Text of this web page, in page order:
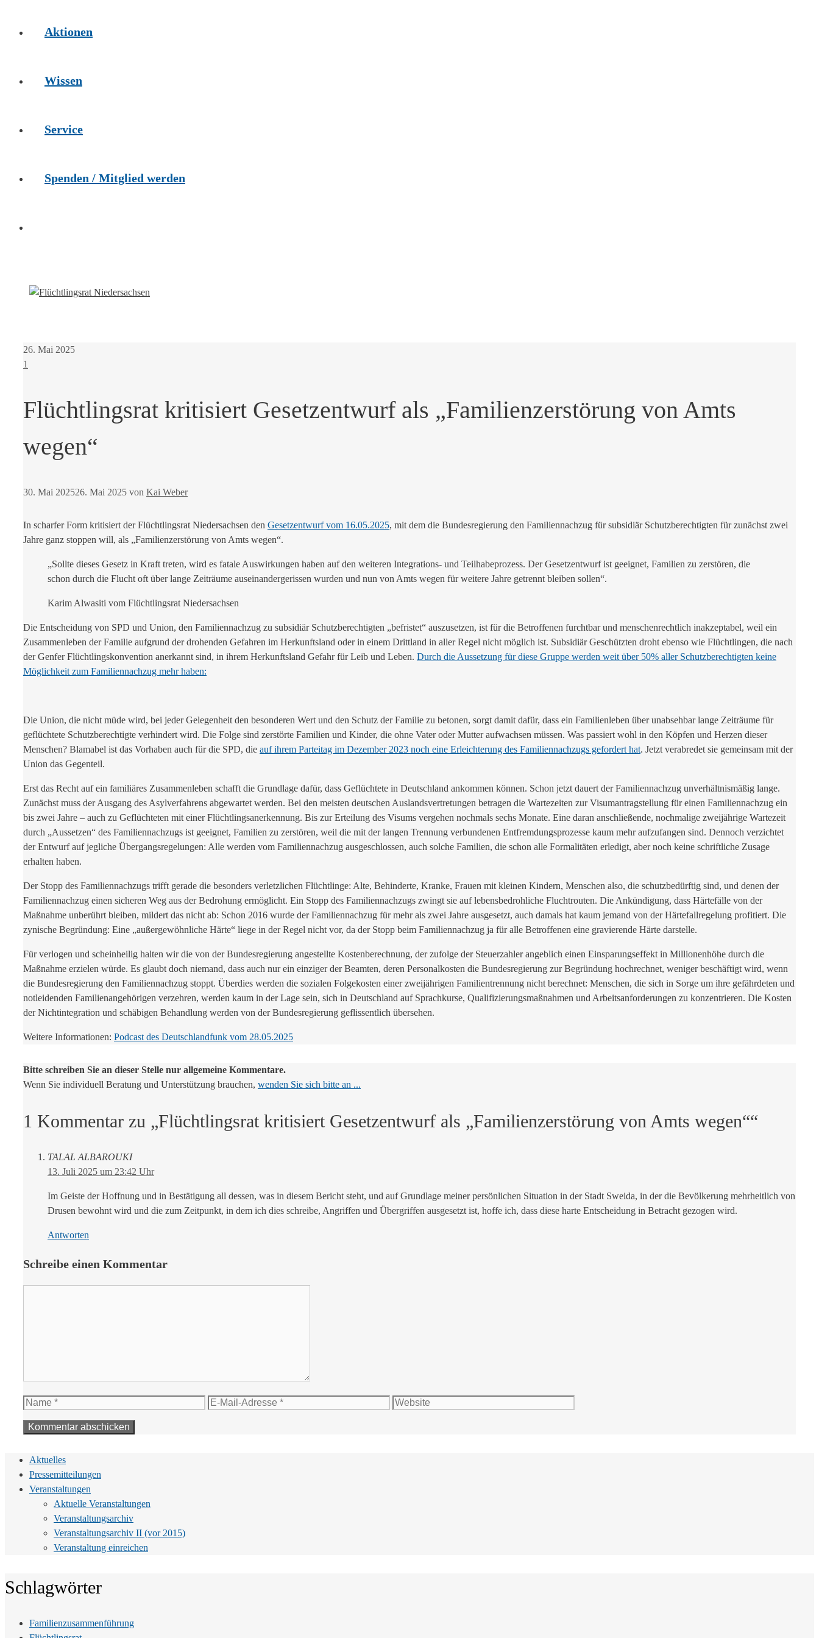
Aktionen
Wissen
Service
Spenden / Mitglied werden
26. Mai 2025
1
Flüchtlingsrat kritisiert Gesetzentwurf als „Familienzerstörung von Amts
wegen“
30. Mai 202526. Mai 2025 von Kai Weber
In scharfer Form kritisiert der Flüchtlingsrat Niedersachsen den Gesetzentwurf vom 16.05.2025, mit dem die Bundesregierung den Familiennachzug für subsidiär Schutzberechtigten für zunächst zwei
Jahre ganz stoppen will, als „Familienzerstörung von Amts wegen“.
„Sollte dieses Gesetz in Kraft treten, wird es fatale Auswirkungen haben auf den weiteren Integrations- und Teilhabeprozess. Der Gesetzentwurf ist geeignet, Familien zu zerstören, die
schon durch die Flucht oft über lange Zeiträume auseinandergerissen wurden und nun von Amts wegen für weitere Jahre getrennt bleiben sollen“.
Karim Alwasiti vom Flüchtlingsrat Niedersachsen
Die Entscheidung von SPD und Union, den Familiennachzug zu subsidiär Schutzberechtigten „befristet“ auszusetzen, ist für die Betroffenen furchtbar und menschenrechtlich inakzeptabel, weil ein
Zusammenleben der Familie aufgrund der drohenden Gefahren im Herkunftsland oder in einem Drittland in aller Regel nicht möglich ist. Subsidiär Geschützten droht ebenso wie Flüchtlingen, die nach
der Genfer Flüchtlingskonvention anerkannt sind, in ihrem Herkunftsland Gefahr für Leib und Leben. Durch die Aussetzung für diese Gruppe werden weit über 50% aller Schutzberechtigten keine
Möglichkeit zum Familiennachzug mehr haben:
Die Union, die nicht müde wird, bei jeder Gelegenheit den besonderen Wert und den Schutz der Familie zu betonen, sorgt damit dafür, dass ein Familienleben über unabsehbar lange Zeiträume für
geflüchtete Schutzberechtigte verhindert wird. Die Folge sind zerstörte Familien und Kinder, die ohne Vater oder Mutter aufwachsen müssen. Was passiert wohl in den Köpfen und Herzen dieser
Menschen? Blamabel ist das Vorhaben auch für die SPD, die auf ihrem Parteitag im Dezember 2023 noch eine Erleichterung des Familiennachzugs gefordert hat. Jetzt verabredet sie gemeinsam mit der
Union das Gegenteil.
Erst das Recht auf ein familiäres Zusammenleben schafft die Grundlage dafür, dass Geflüchtete in Deutschland ankommen können. Schon jetzt dauert der Familiennachzug unverhältnismäßig lange.
Zunächst muss der Ausgang des Asylverfahrens abgewartet werden. Bei den meisten deutschen Auslandsvertretungen betragen die Wartezeiten zur Visumantragstellung für einen Familiennachzug ein
bis zwei Jahre – auch zu Geflüchteten mit einer Flüchtlingsanerkennung. Bis zur Erteilung des Visums vergehen nochmals sechs Monate. Eine daran anschließende, nochmalige zweijährige Wartezeit
durch „Aussetzen“ des Familiennachzugs ist geeignet, Familien zu zerstören, weil die mit der langen Trennung verbundenen Entfremdungsprozesse kaum mehr aufzufangen sind. Dennoch verzichtet
der Entwurf auf jegliche Übergangsregelungen: Alle werden vom Familiennachzug ausgeschlossen, auch solche Familien, die schon alle Formalitäten erledigt, aber noch keine schriftliche Zusage
erhalten haben.
Der Stopp des Familiennachzugs trifft gerade die besonders verletzlichen Flüchtlinge: Alte, Behinderte, Kranke, Frauen mit kleinen Kindern, Menschen also, die schutzbedürftig sind, und denen der
Familiennachzug einen sicheren Weg aus der Bedrohung ermöglicht. Ein Stopp des Familiennachzugs zwingt sie auf lebensbedrohliche Fluchtrouten. Die Ankündigung, dass Härtefälle von der
Maßnahme unberührt bleiben, mildert das nicht ab: Schon 2016 wurde der Familiennachzug für mehr als zwei Jahre ausgesetzt, auch damals hat kaum jemand von der Härtefallregelung profitiert. Die
zynische Begründung: Eine „außergewöhnliche Härte“ liege in der Regel nicht vor, da der Stopp beim Familiennachzug ja für alle Betroffenen eine gravierende Härte darstelle.
Für verlogen und scheinheilig halten wir die von der Bundesregierung angestellte Kostenberechnung, der zufolge der Steuerzahler angeblich einen Einsparungseffekt in Millionenhöhe durch die
Maßnahme erzielen würde. Es glaubt doch niemand, dass auch nur ein einziger der Beamten, deren Personalkosten die Bundesregierung zur Begründung hochrechnet, weniger beschäftigt wird, wenn
die Bundesregierung den Familiennachzug stoppt. Überdies werden die sozialen Folgekosten einer zweijährigen Familientrennung nicht berechnet: Menschen, die sich in Sorge um ihre gefährdeten und
notleidenden Familienangehörigen verzehren, werden kaum in der Lage sein, sich in Deutschland auf Sprachkurse, Qualifizierungsmaßnahmen und Arbeitsanforderungen zu konzentrieren. Die Kosten
der Nichtintegration und schäbigen Behandlung werden von der Bundesregierung geflissentlich übersehen.
Weitere Informationen: Podcast des Deutschlandfunk vom 28.05.2025
Bitte schreiben Sie an dieser Stelle nur allgemeine Kommentare.
Wenn Sie individuell Beratung und Unterstützung brauchen, wenden Sie sich bitte an ...
1 Kommentar zu „Flüchtlingsrat kritisiert Gesetzentwurf als „Familienzerstörung von Amts wegen““
TALAL ALBAROUKI
13. Juli 2025 um 23:42 Uhr
Im Geiste der Hoffnung und in Bestätigung all dessen, was in diesem Bericht steht, und auf Grundlage meiner persönlichen Situation in der Stadt Sweida, in der die Bevölkerung mehrheitlich von
Drusen bewohnt wird und die zum Zeitpunkt, in dem ich dies schreibe, Angriffen und Übergriffen ausgesetzt ist, hoffe ich, dass diese harte Entscheidung in Betracht gezogen wird.
Antworten
Schreibe einen Kommentar
Name
E-
Website
Aktuelles
Pressemitteilungen
Veranstaltungen
Aktuelle Veranstaltungen
Veranstaltungsarchiv
Veranstaltungsarchiv II (vor 2015)
Veranstaltung einreichen
Schlagwörter
Familienzusammenführung